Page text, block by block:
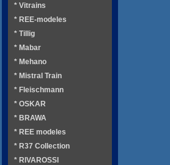
* Vitrains
* REE-modeles
* Tillig
* Mabar
* Mehano
* Mistral Train
* Fleischmann
* OSKAR
* BRAWA
* REE modeles
* R37 Collection
* RIVAROSSI